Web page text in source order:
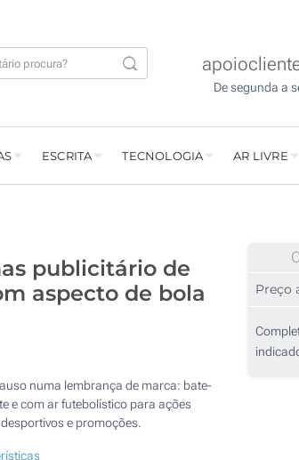
De segunda a
ESCRITA TECNOLOGIA AR LIVRE
publicitário de
aspecto de bola
numa lembrança de marca: bate-
e com ar futebolístico para ações
e promoções.
Preço